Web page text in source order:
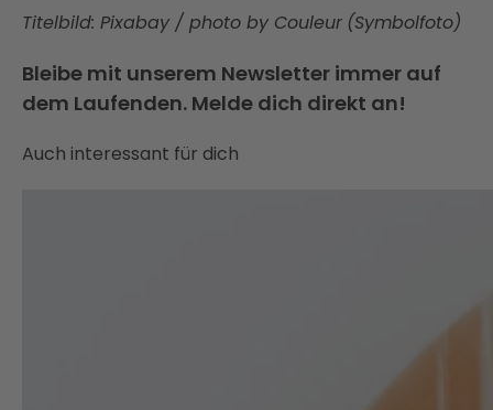
Titelbild: Pixabay / photo by Couleur (Symbolfoto)
Bleibe mit unserem Newsletter immer auf
dem Laufenden. Melde dich direkt an!
Auch interessant für dich